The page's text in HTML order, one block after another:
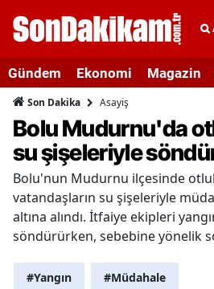
Gündem Ekonomi Magazin
Son Dakika Asayiş
Bolu Mudurnu'da
su şişeleriyle
Bolu'nun Mudurnu ilçesinde
vatandaşların su şişeleriyle
altına alındı. İtfaiye ekipleri
söndürürken, sebebine yönelik
#Yangın #Müdahale